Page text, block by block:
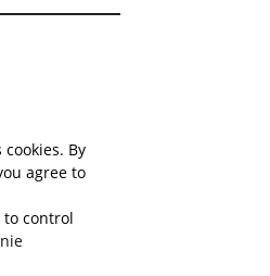
cookies. By
agree to
control